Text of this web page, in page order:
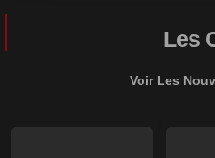
Les
Voir Les